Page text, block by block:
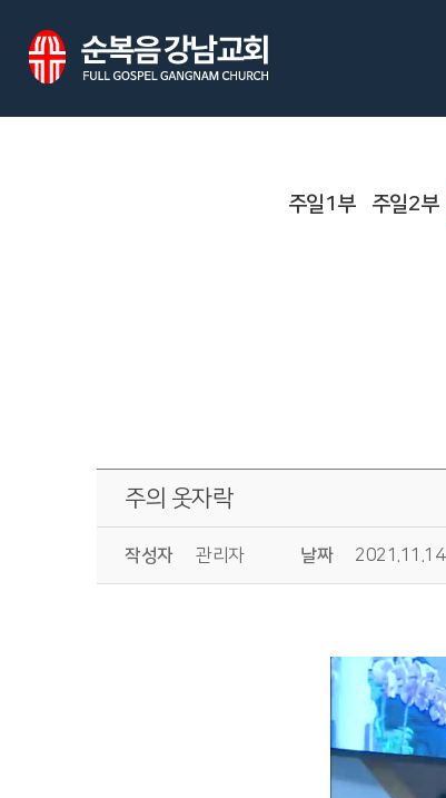
주일1부 주일2부
주의 옷자락
작성자 관리자 날짜 2021.11.14